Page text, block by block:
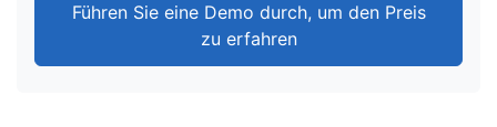
Führen Sie eine Demo durch, um den Preis
zu erfahren